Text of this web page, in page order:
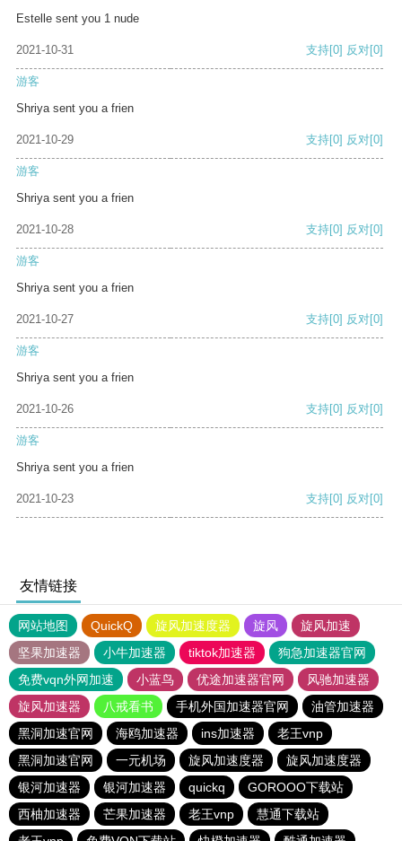
Estelle sent you 1 nude
2021-10-31 支持[0] 反对[0]
游客
Shriya sent you a frien
2021-10-29 支持[0] 反对[0]
游客
Shriya sent you a frien
2021-10-28 支持[0] 反对[0]
游客
Shriya sent you a frien
2021-10-27 支持[0] 反对[0]
游客
Shriya sent you a frien
2021-10-26 支持[0] 反对[0]
游客
Shriya sent you a frien
2021-10-23 支持[0] 反对[0]
友情链接
网站地图 QuickQ 旋风加速度器 旋风
旋风加速
坚果加速器
小牛加速器 tiktok加速器
狗急加速器官网
免费vqn外网加速
小蓝鸟 优途加速器官网
风驰加速器
旋风加速器
八戒看书 手机外国加速器官网
油管加速器
黑洞加速官网
海鸥加速器 ins加速器
老王vnp
黑洞加速官网
一元机场 旋风加速度器
旋风加速度器
银河加速器
银河加速器 quickq
GOROOO下载站
西柚加速器
芒果加速器 老王vnp
慧通下载站